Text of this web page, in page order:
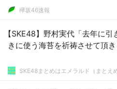
欅坂46速報
【SKE48】野村実代「去年に引
きに使う海苔を祈祷させて頂き
SKE48まとめはエメラルド（まとえめ